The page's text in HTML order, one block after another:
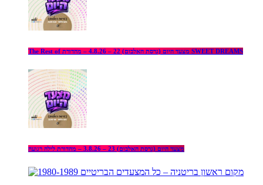
The Rest of מצעד היום (גרסת האלבום) 22 – 4.8.26 – מהדורת SWEET DREAMS
מצעד היום (גרסת האלבום) 23 – 3.8.26 – מהדורת לילה רגועה